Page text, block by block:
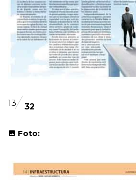
13 32
Foto: